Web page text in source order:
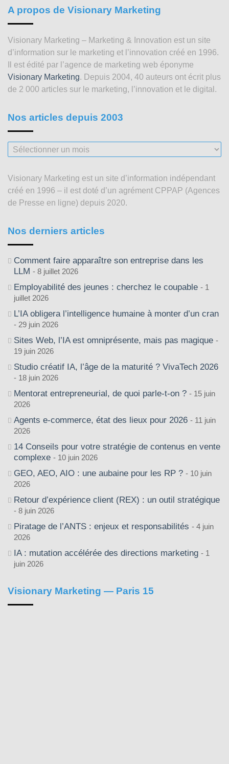
A propos de Visionary Marketing
Visionary Marketing – Marketing & Innovation est un site
d’information sur le marketing et l’innovation créé en 1996.
Il est édité par l’agence de marketing web éponyme
Visionary Marketing. Depuis 2004, 40 auteurs ont écrit plus
de 2 000 articles sur le marketing, l’innovation et le digital.
Nos articles depuis 2003
Nos
articles
2003
Visionary Marketing est un site d’information indépendant
créé en 1996 – il est doté d’un agrément CPPAP (Agences
de Presse en ligne) depuis 2020.
Nos derniers articles
Comment faire apparaître son entreprise dans les
LLM
8 juillet 2026
Employabilité des jeunes : cherchez le coupable
1
juillet 2026
L’IA obligera l’intelligence humaine à monter d’un cran
29 juin 2026
Sites Web, l’IA est omniprésente, mais pas magique
19 juin 2026
Studio créatif IA, l’âge de la maturité ? VivaTech 2026
18 juin 2026
Mentorat entrepreneurial, de quoi parle-t-on ?
15 juin
2026
Agents e-commerce, état des lieux pour 2026
11 juin
2026
14 Conseils pour votre stratégie de contenus en vente
complexe
10 juin 2026
GEO, AEO, AIO : une aubaine pour les RP ?
10 juin
2026
Retour d’expérience client (REX) : un outil stratégique
8 juin 2026
Piratage de l’ANTS : enjeux et responsabilités
4 juin
2026
IA : mutation accélérée des directions marketing
1
juin 2026
Visionary Marketing — Paris 15